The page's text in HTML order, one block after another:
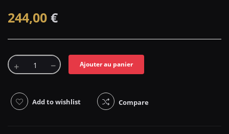
244,00 €
Ajouter au panier
Add to wishlist Compare